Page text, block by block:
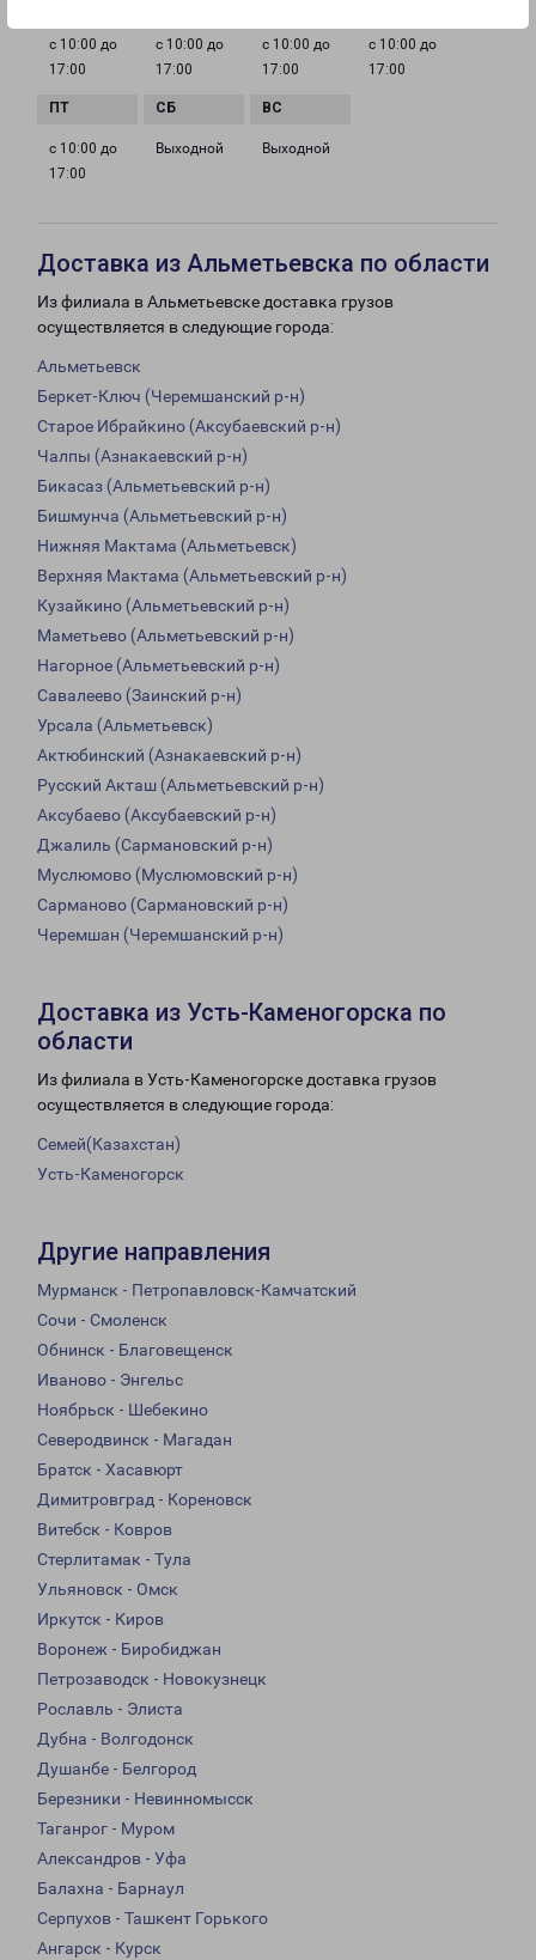
с 10:00 до
17:00
с 10:00 до
17:00
с 10:00 до
17:00
с 10:00 до
17:00
с 10:00 до
17:00
Выходной Выходной
Доставка из Альметьевска по области
Из филиала в Альметьевске доставка грузов
осуществляется в следующие города:
Альметьевск
Беркет-Ключ (Черемшанский р-н)
Старое Ибрайкино (Аксубаевский р-н)
Чалпы (Азнакаевский р-н)
Бикасаз (Альметьевский р-н)
Бишмунча (Альметьевский р-н)
Нижняя Мактама (Альметьевск)
Верхняя Мактама (Альметьевский р-н)
Кузайкино (Альметьевский р-н)
Маметьево (Альметьевский р-н)
Нагорное (Альметьевский р-н)
Савалеево (Заинский р-н)
Урсала (Альметьевск)
Актюбинский (Азнакаевский р-н)
Русский Акташ (Альметьевский р-н)
Аксубаево (Аксубаевский р-н)
Джалиль (Сармановский р-н)
Муслюмово (Муслюмовский р-н)
Сарманово (Сармановский р-н)
Черемшан (Черемшанский р-н)
Доставка из Усть-Каменогорска по
области
Из филиала в Усть-Каменогорске доставка грузов
осуществляется в следующие города:
Семей(Казахстан)
Усть-Каменогорск
Другие направления
Мурманск - Петропавловск-Камчатский
Сочи - Смоленск
Обнинск - Благовещенск
Иваново - Энгельс
Ноябрьск - Шебекино
Северодвинск - Магадан
Братск - Хасавюрт
Димитровград - Кореновск
Витебск - Ковров
Стерлитамак - Тула
Ульяновск - Омск
Иркутск - Киров
Воронеж - Биробиджан
Петрозаводск - Новокузнецк
Рославль - Элиста
Дубна - Волгодонск
Душанбе - Белгород
Березники - Невинномысск
Таганрог - Муром
Александров - Уфа
Балахна - Барнаул
Серпухов - Ташкент Горького
Ангарск - Курск